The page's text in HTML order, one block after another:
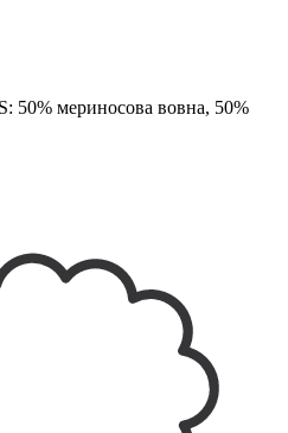
50% мериносова вовна, 50%